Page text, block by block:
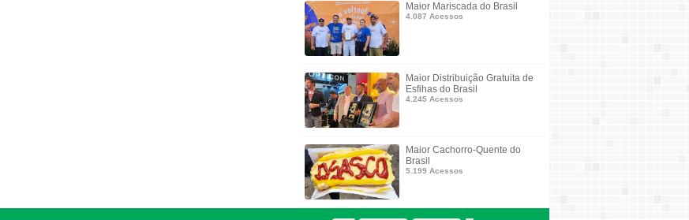
Maior Mariscada do Brasil
4.087 Acessos
Maior Distribuição Gratuita de
Esfihas do Brasil
4.245 Acessos
Maior Cachorro-Quente do
Brasil
5.199 Acessos